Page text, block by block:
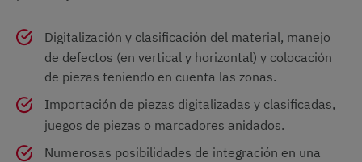
Digitalización y clasificación del material, manejo
de defectos (en vertical y horizontal) y colocación
de piezas teniendo en cuenta las zonas.
Importación de piezas digitalizadas y clasificadas,
juegos de piezas o marcadores anidados.
Numerosas posibilidades de integración en una